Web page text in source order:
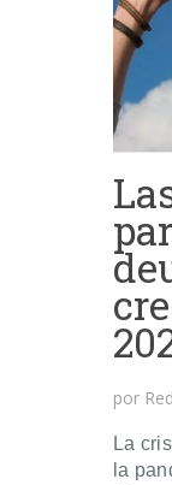
por
La
la